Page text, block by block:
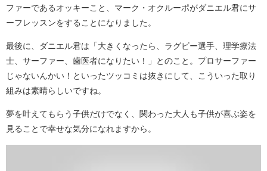
ファーであるオッキーこと、マーク・オクルーポがダニエル君にサ
ーフレッスンをすることになりました。
最後に、ダニエル君は「大きくなったら、ラグビー選手、理学療法
士、サーファー、歯医者になりたい！」とのこと。プロサーファー
じゃないんかい！といったツッコミは抜きにして、こういった取り
組みは素晴らしいですね。
夢を叶えてもらう子供だけでなく、関わった大人も子供が喜ぶ姿を
見ることで幸せな気分になれますから。